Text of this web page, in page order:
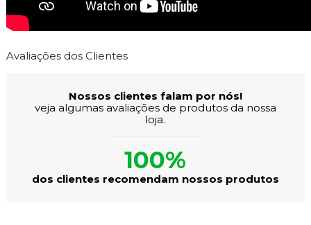
Avaliações dos Clientes
Nossos clientes falam por nós!
veja algumas avaliações de produtos da nossa
loja.
100%
dos clientes recomendam nossos produtos